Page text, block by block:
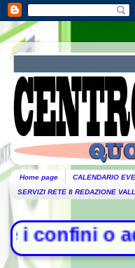
Home page CALENDARIO
SERVIZI RETE 8 REDAZIONE
o